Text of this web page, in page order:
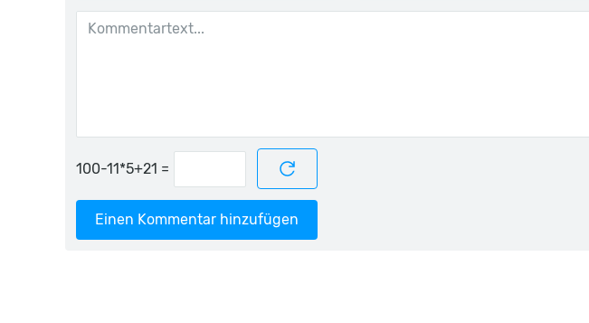
=
Einen Kommentar hinzufügen